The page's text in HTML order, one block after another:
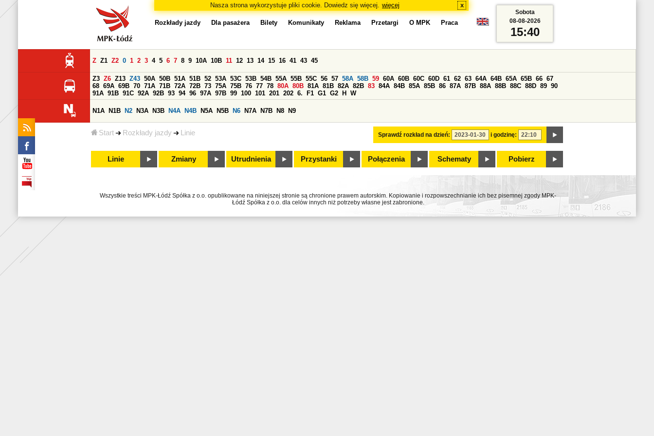
Nasza strona wykorzystuje pliki cookie. Dowiedz się więcej. więcej x
Start Rozkłady jazdy Linie
Rozkłady jazdy Dla pasażera Bilety Komunikaty Reklama Przetargi O MPK Praca
Sprawdź rozkład na dzień: i godzinę:
Z Z1 Z2 0 1 2 3 4 5 6 7 8 9 10A 10B 11 12 13 14 15 16 41 43 45
Z3 Z6 Z13 Z43 50A 50B 51A 51B 52 53A 53C 53B 54B 55A 55B 55C 56 57 58A 58B 59 60A 60B 60C 60D 61 62 63 64A 64B 65A 65B 66 67
68 69A 69B 70 71A 71B 72A 72B 73 75A 75B 76 77 78 80A 80B 81A 81B 82A 82B 83 84A 84B 85A 85B 86 87A 87B 88A 88B 88C 88D 89 90
91A 91B 91C 92A 92B 93 94 96 97A 97B 99 100 101 201 202 6. F1 G1 G2 H W
N1A N1B N2 N3A N3B N4A N4B N5A N5B N6 N7A N7B N8 N9
Linie Zmiany Utrudnienia Przystanki Połączenia Schematy Pobierz
Sobota
08-08-2026
15:40
Wszystkie treści MPK-Łódź Spółka z o.o. opublikowane na niniejszej stronie są chronione prawem autorskim. Kopiowanie i rozpowszechnianie ich bez pisemnej zgody MPK-
Łódź Spółka z o.o. dla celów innych niż potrzeby własne jest zabronione.